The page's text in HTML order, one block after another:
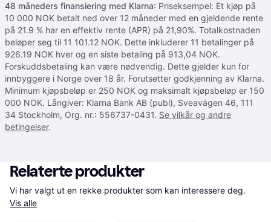
48 måneders finansiering med Klarna: Priseksempel: Et kjøp på
10 000 NOK betalt ned over 12 måneder med en gjeldende rente
på 21.9 % har en effektiv rente (APR) på 21,90%. Totalkostnaden
beløper seg til 11 101.12 NOK. Dette inkluderer 11 betalinger på
926.19 NOK hver og en siste betaling på 913,04 NOK.
Forskuddsbetaling kan være nødvendig. Dette gjelder kun for
innbyggere i Norge over 18 år. Forutsetter godkjenning av Klarna.
Minimum kjøpsbeløp er 250 NOK og maksimalt kjøpsbeløp er 150
000 NOK. Långiver: Klarna Bank AB (publ), Sveavägen 46, 111
34 Stockholm, Org. nr.: 556737-0431. Se vilkår og andre
betingelser.
Relaterte produkter
Vis alle